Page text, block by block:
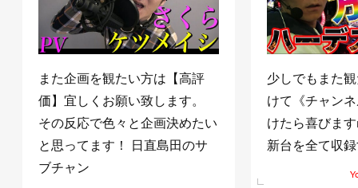
また企画を観たい方は【高評
価】宜しくお願い致します。
その反応で色々と企画決めたい
と思ってます！ 日直島田のサ
ブチャン
少しでもまた
けて《チャン
けたら喜びま
新台を全て収